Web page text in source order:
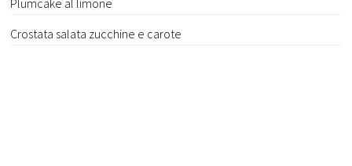
Crostata salata zucchine e carote